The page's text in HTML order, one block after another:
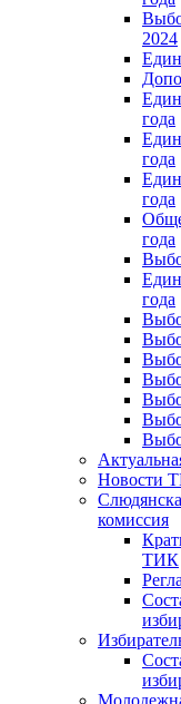
2024
года
года
года
года
года
Новости
комиссия
ТИК